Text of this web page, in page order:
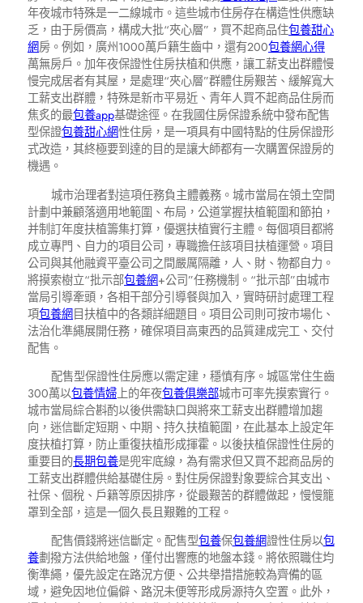
年夜城市特殊是一二線城市。這些城市住房存在構造性供應缺
乏，由于房價高，構成大批“夾心層”，買不起商品住包養甜心
網房。例如，廣州1000萬戶籍生齒中，還有200包養網心得
萬無房戶。加年夜保證性住房扶植和供應，讓工薪支出群體慢
慢完成居者有其屋，是處理“夾心層”群體住房艱苦、緩解寬大
工薪支出群體，特殊是新市平易近、青年人買不起商品住房而
焦炙的最包養app基礎途徑。在我國住房保證系統中發布配售
型保證包養甜心網性住房，是一項具有中國特點的住房保證形
式改造，其終極要到達的目的是讓大師都有一次購置保證房的
機遇。
城市治理者對這項任務負主體義務。城市當局在領土空間
計劃中兼顧落適用地範圍、布局，公道掌握扶植範圍和節拍，
并制訂年度扶植籌集打算，優選扶植實行主體。每個項目都將
成立專門、自力的項目公司，專職擔任該項目扶植運營。項目
公司與其他融資平臺公司之間嚴厲隔離，人、財、物都自力。
將摸索樹立“批示部包養網+公司”任務機制。“批示部”由城市
當局引導牽頭，各相干部分引導餐與加入，實時研討處理工程
項包養網目扶植中的各類詳細題目。項目公司則可按市場化、
法治化準繩展開任務，確保項目高東西的品質建成完工、交付
配售。
配售型保證性住房應以需定建，穩慎有序。城區常住生齒
300萬以包養情婦上的年夜包養俱樂部城市可率先摸索實行。
城市當局綜合斟酌以後供需缺口與將來工薪支出群體增加趨
向，迷信斷定短期、中期、持久扶植範圍，在此基本上設定年
度扶植打算，防止重復扶植形成揮霍。以後扶植保證性住房的
重要目的長期包養是兜牢底線，為有需求但又買不起商品房的
工薪支出群體供給基礎住房。對住房保證對象要綜合其支出、
社保、個稅、戶籍等原因排序，從最艱苦的群體做起，慢慢籠
罩到全部，這是一個久長且艱難的工程。
配售價錢將迷信斷定。配售型包養保包養網證性住房以包
養劃撥方法供給地盤，僅付出響應的地盤本錢。將依照職住均
衡準繩，優先設定在路況方便、公共舉措措施較為齊備的區
域，避免因地位偏僻、路況未便等形成房源持久空置。此外，